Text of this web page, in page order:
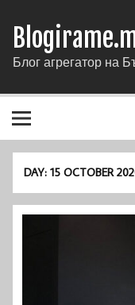
Блог агрегатор на
DAY:15 OCTOBER